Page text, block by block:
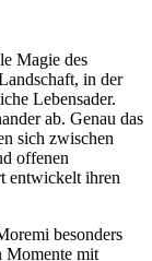
Magie des
in der
Lebensader.
ab. Genau das
sich zwischen
offenen
entwickelt ihren
besonders
Momente mit